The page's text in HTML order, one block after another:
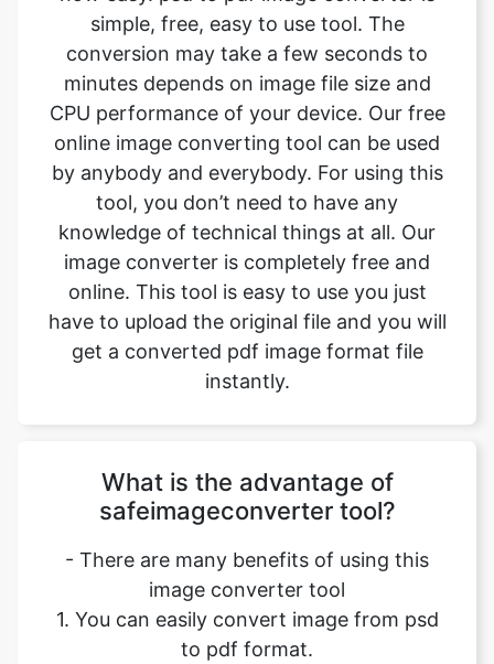
CPU performance of your device. Our free
online image converting tool can be used
by anybody and everybody. For using this
tool, you don’t need to have any
knowledge of technical things at all. Our
image converter is completely free and
online. This tool is easy to use you just
have to upload the original file and you will
get a converted pdf image format file
instantly.
What is the advantage of
image converter tool
1. You can easily convert image from psd
to pdf format.
2. It saves our time and time is a very
important part of our life.
3. It decreases the chance of mistakes.